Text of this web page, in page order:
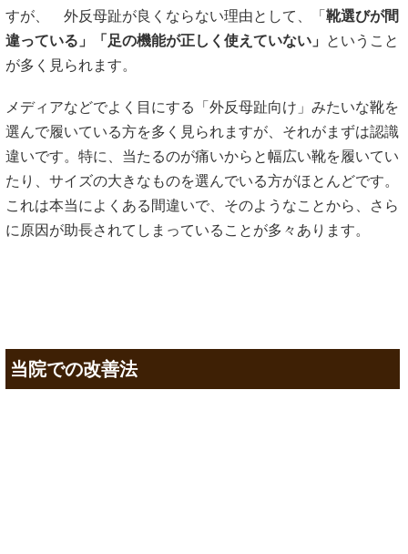
すが、 外反母趾が良くならない理由として、「 靴選びが間
違っている」「足の機能が正しく使えていない」
ということ
が多く見られます。
メディアなどでよく目にする「外反母趾向け」みたいな靴を
選んで履いている方を多く見られますが、それがまずは認識
違いです。特に、当たるのが痛いからと幅広い靴を履いてい
たり、サイズの大きなものを選んでいる方がほとんどです。
これは本当によくある間違いで、そのようなことから、さら
に原因が助長されてしまっていることが多々あります。
当院での改善法